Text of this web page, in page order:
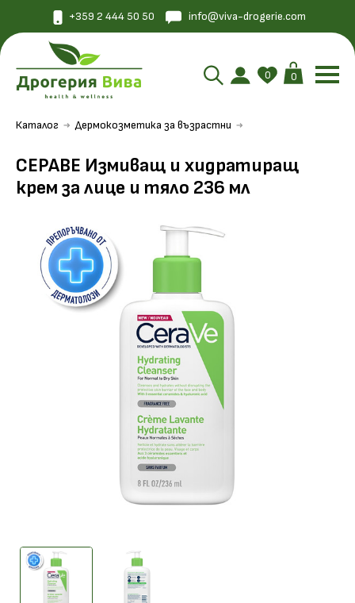
+359 2 444 50 50 info@viva-drogerie.com
0 0
Каталог Дермокозметика за възрастни
СЕРАВЕ Измиващ и хидратиращ
крем за лице и тяло 236 мл